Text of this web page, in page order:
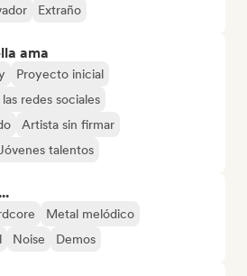
Extraño
ama
Proyecto inicial
redes sociales
Artista sin firmar
talentos
Metal melódico
Noise Demos